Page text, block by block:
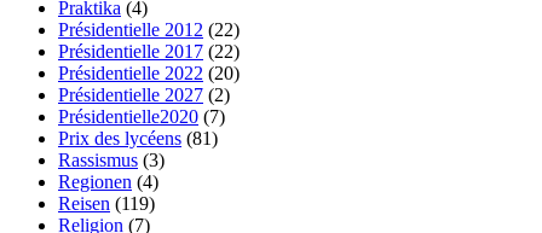
Praktika (4)
Présidentielle 2012 (22)
Présidentielle 2017 (22)
Présidentielle 2022 (20)
Présidentielle 2027 (2)
Présidentielle2020 (7)
Prix des lycéens (81)
Rassismus (3)
Regionen (4)
Reisen (119)
Religion (7)